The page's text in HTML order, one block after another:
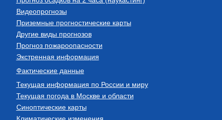
Видеопрогнозы
Приземные прогностические карты
Другие виды прогнозов
Прогноз пожароопасности
Экстренная информация
Фактические данные
Текущая информация по России и миру
Текущая погода в Москве и области
Синоптические карты